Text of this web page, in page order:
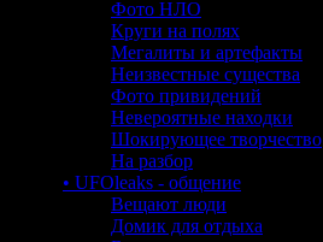
Фото НЛО
Круги на полях
Мегалиты и артефакты
Неизвестные существа
Фото привидений
Невероятные находки
Шокирующее творчество
На разбор
• UFOleaks - общение
Вещают люди
Домик для отдыха